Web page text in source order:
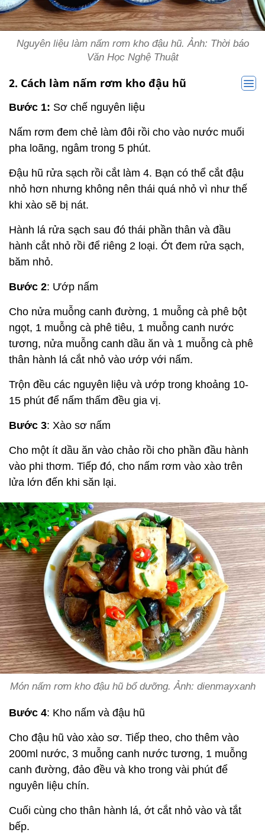
Nguyên liệu làm nấm rơm kho đậu hũ. Ảnh: Thời báo
Văn Học Nghệ Thuật
2. Cách làm nấm rơm kho đậu hũ
Bước 1: Sơ chế nguyên liệu
Nấm rơm đem chẻ làm đôi rồi cho vào nước muối
pha loãng, ngâm trong 5 phút.
Đậu hũ rửa sạch rồi cắt làm 4. Bạn có thể cắt đậu
nhỏ hơn nhưng không nên thái quá nhỏ vì như thế
khi xào sẽ bị nát.
Hành lá rửa sạch sau đó thái phần thân và đầu
hành cắt nhỏ rồi để riêng 2 loại. Ớt đem rửa sạch,
băm nhỏ.
Bước 2: Ướp nấm
Cho nửa muỗng canh đường, 1 muỗng cà phê bột
ngọt, 1 muỗng cà phê tiêu, 1 muỗng canh nước
tương, nửa muỗng canh dầu ăn và 1 muỗng cà phê
thân hành lá cắt nhỏ vào ướp với nấm.
Trộn đều các nguyên liệu và ướp trong khoảng 10-
15 phút để nấm thấm đều gia vị.
Bước 3: Xào sơ nấm
Cho một ít dầu ăn vào chảo rồi cho phần đầu hành
vào phi thơm. Tiếp đó, cho nấm rơm vào xào trên
lửa lớn đến khi săn lại.
Món nấm rơm kho đậu hũ bổ dưỡng. Ảnh: dienmayxanh
Bước 4: Kho nấm và đậu hũ
Cho đậu hũ vào xào sơ. Tiếp theo, cho thêm vào
200ml nước, 3 muỗng canh nước tương, 1 muỗng
canh đường, đảo đều và kho trong vài phút để
nguyên liệu chín.
Cuối cùng cho thân hành lá, ớt cắt nhỏ vào và tắt
bếp.